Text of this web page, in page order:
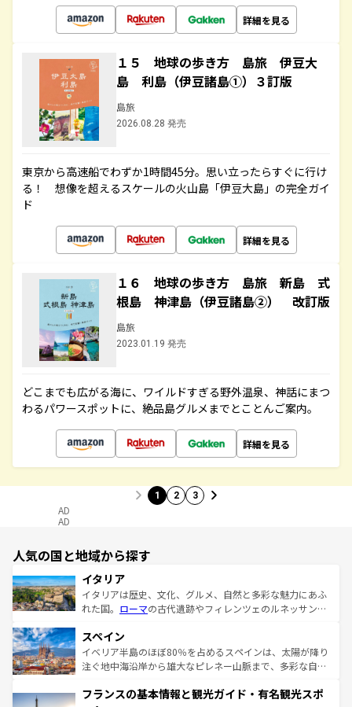
詳細を見る
１５ 地球の歩き方 島旅 伊豆大
島 利島（伊豆諸島①）３訂版
島旅
2026.08.28 発売
東京から高速船でわずか1時間45分。思い立ったらすぐに行け
る！ 想像を超えるスケールの火山島「伊豆大島」の完全ガイ
ド
詳細を見る
１６ 地球の歩き方 島旅 新島 式
根島 神津島（伊豆諸島②） 改訂版
島旅
2023.01.19 発売
どこまでも広がる海に、ワイルドすぎる野外温泉、神話にまつ
わるパワースポットに、絶品島グルメまでとことんご案内。
詳細を見る
1 2 3
AD
AD
人気の国と地域から探す
イタリア
イタリアは歴史、文化、グルメ、自然と多彩な魅力にあふ
れた国。 ローマの古代遺跡やフィレンツェのルネッサンス
ろん、トスカーナの美しい田園風景やアマルフィ海岸の絶
景など、自然景観も見逃せない。観光の合間には、本場の
ピザやパスタなど、絶品のイタリア料理を堪能することも
ませてくれるイタリアで、忘れられない旅をしてみよう！
スペイン
イベリア半島のほぼ80％を占めるスペインは、太陽が降り
注ぐ地中海沿岸から雄大なピレネー山脈まで、多彩な自然
文化が根付くこの国では、情熱的なフラメンコ、熱気あふ
フランスの基本情報と観光ガイド・有名観光スポ